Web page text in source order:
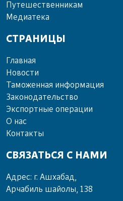
Пу­те­шест­вен­ни­кам
Ме­диа­те­ка
СТРАНИЦЫ
Главная
Новости
Таможенная информация
Законодательство
Экспортные операции
О нас
Контакты
СВЯЗАТЬСЯ С НАМИ
Адрес: г. Ашхабад,
Арчабиль шайолы, 138